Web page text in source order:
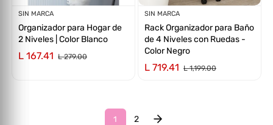
Proveedor:
SIN MARCA
Organizador para Hogar de
2 Niveles | Color Blanco
L 167.41 L 279.00
Proveedor:
SIN MARCA
Rack Organizador para Baño
de 4 Niveles con Ruedas -
Color Negro
L 719.41 L 1,199.00
1 2